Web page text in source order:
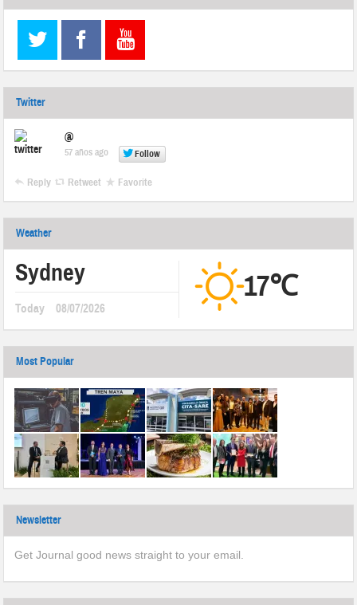
Twitter
@
57 años ago Follow
Reply Retweet Favorite
Weather
Sydney
Today 08/07/2026
17℃
Most Popular
Newsletter
Get Journal good news straight to your email.